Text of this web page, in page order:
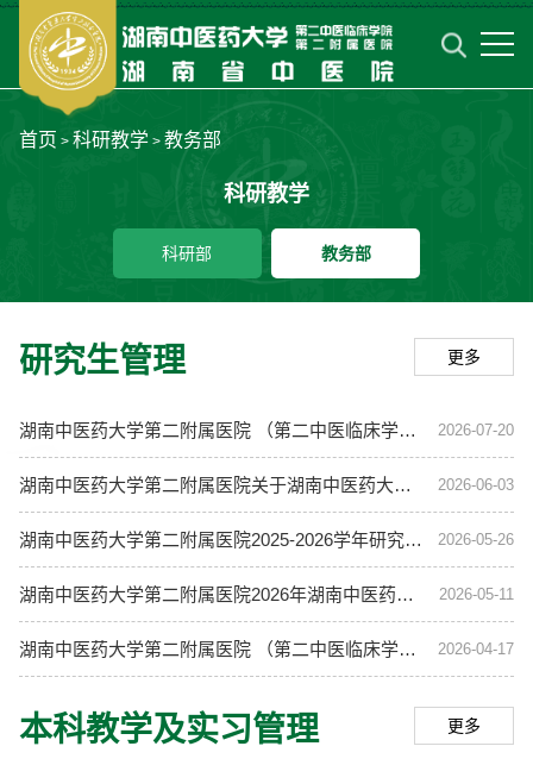
首页 > 科研教学> 教务部
科研教学
科研部 教务部
研究生管理 更多
2026-07-20
湖南中医药大学第二附属医院 （第二中医临床学院）2027年研究生导师招生资格年度审核通过名单公示
2026-06-03
湖南中医药大学第二附属医院关于湖南中医药大学2025-2026学年优秀研究生干部拟推荐人员的公示
2026-05-26
湖南中医药大学第二附属医院2025-2026学年研究生干部考核结果公示
2026-05-11
湖南中医药大学第二附属医院2026年湖南中医药大学学位与研究生教学改革研究项目（专硕培养基地校院联合基金资助项目）拟推荐公示
2026-04-17
湖南中医药大学第二附属医院 （第二中医临床学院）2026年硕士研究生招生复试调剂公告（第二批）
本科教学及实习管理 更多